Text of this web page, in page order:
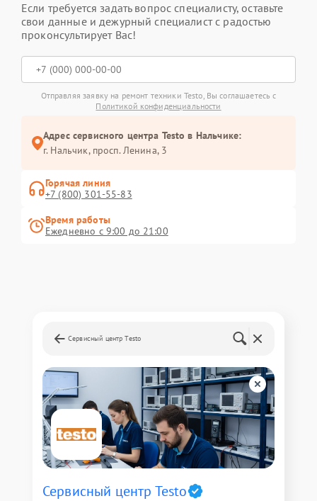
Если требуется задать вопрос специалисту, оставьте
свои данные и дежурный специалист с радостью
проконсультирует Вас!
Отправляя заявку на ремонт техники Testo, Вы соглашаетесь с
Политикой конфиденциальности
Адрес сервисного центра Testo в Нальчике:
г. Нальчик, просп. Ленина, 3
Горячая линия
+7 (800) 301-55-83
Время работы
Ежедневно с 9:00 до 21:00
Сервисный центр Testo
Сервисный центр Testo